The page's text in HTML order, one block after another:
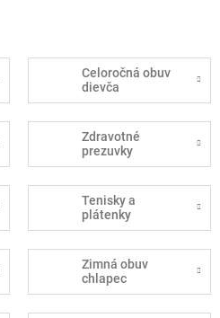
Celoročná obuv
dievča
Zdravotné
prezuvky
Tenisky a
plátenky
Zimná obuv
chlapec